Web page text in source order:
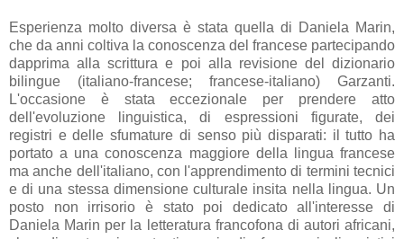
Esperienza molto diversa è stata quella di Daniela Marin,
che da anni coltiva la conoscenza del francese partecipando
dapprima alla scrittura e poi alla revisione del dizionario
bilingue (italiano-francese; francese-italiano) Garzanti.
L'occasione è stata eccezionale per prendere atto
dell'evoluzione linguistica, di espressioni figurate, dei
registri e delle sfumature di senso più disparati: il tutto ha
portato a una conoscenza maggiore della lingua francese
ma anche dell'italiano, con l'apprendimento di termini tecnici
e di una stessa dimensione culturale insita nella lingua. Un
posto non irrisorio è stato poi dedicato all'interesse di
Daniela Marin per la letteratura francofona di autori africani,